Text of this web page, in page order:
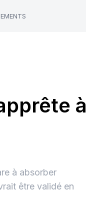
à
à absorber
être validé en